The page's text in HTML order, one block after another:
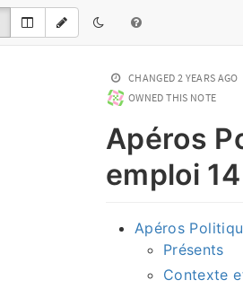
CHANGED 2 YEARS AGO
OWNED THIS NOTE
Apéros
emploi
Apéros
Présents
Contexte